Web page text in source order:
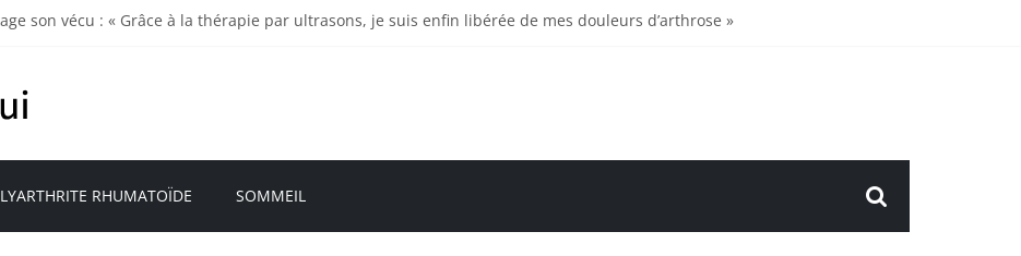
son vécu : « Grâce à la thérapie par ultrasons, je suis enfin libérée de mes douleurs d’arthrose »
son sommeil ?
RHUMATOÏDE SOMMEIL